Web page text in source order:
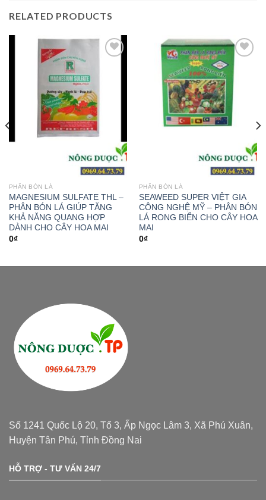
RELATED PRODUCTS
PHÂN BÓN LÁ
MAGNESIUM SULFATE THL –
PHÂN BÓN LÁ GIÚP TĂNG
KHẢ NĂNG QUANG HỢP
DÀNH CHO CÂY HOA MAI
0₫
Add to
wishlist
PHÂN BÓN LÁ
SEAWEED SUPER VIỆT GIA
CÔNG NGHỆ MỸ – PHÂN BÓN
LÁ RONG BIỂN CHO CÂY HOA
MAI
0₫
Số 1241 Quốc Lộ 20, Tổ 3, Ấp Ngọc Lâm 3, Xã Phú Xuân,
Huyện Tân Phú, Tỉnh Đồng Nai
HỖ TRỢ - TƯ VẤN 24/7